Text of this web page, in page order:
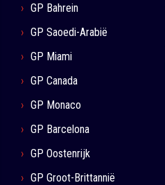
GP Bahrein
GP Saoedi-Arabië
GP Miami
GP Canada
GP Monaco
GP Barcelona
GP Oostenrijk
GP Groot-Brittannië